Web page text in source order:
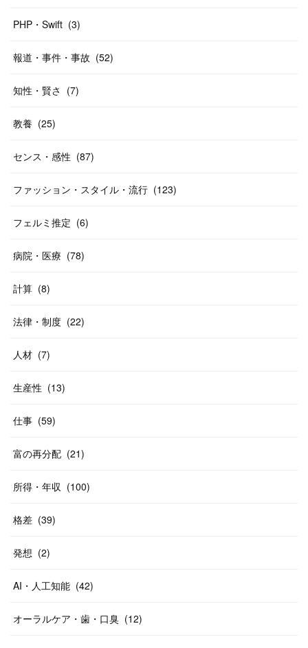
PHP・Swift (3)
報道・事件・事故 (52)
知性・賢さ (7)
教養 (25)
センス・感性 (87)
ファッション・スタイル・流行 (123)
フェルミ推定 (6)
病院・医療 (78)
計算 (8)
法律・制度 (22)
人材 (7)
生産性 (13)
仕事 (59)
富の再分配 (21)
所得・年収 (100)
格差 (39)
発想 (2)
AI・人工知能 (42)
オーラルケア・歯・口臭 (12)